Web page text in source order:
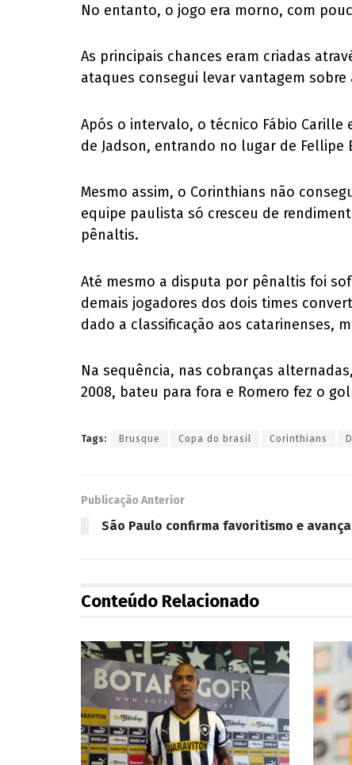
No entanto, o jogo era morno, com
As principais chances eram criadas
ataques consegui levar vantagem sobre
Após o intervalo, o técnico Fábio
de Jadson, entrando no lugar de
Mesmo assim, o Corinthians não
equipe paulista só cresceu de
pênaltis.
Até mesmo a disputa por pênaltis foi
demais jogadores dos dois times
dado a classificação aos catarinenses,
Na sequência, nas cobranças
2008, bateu para fora e Romero fez o
Tags: Brusque Copa do brasil Corinthians
Publicação Anterior
São Paulo confirma favoritismo e
Conteúdo Relacionado